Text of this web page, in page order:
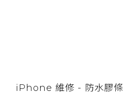
iPhone 維修 - 防水膠條